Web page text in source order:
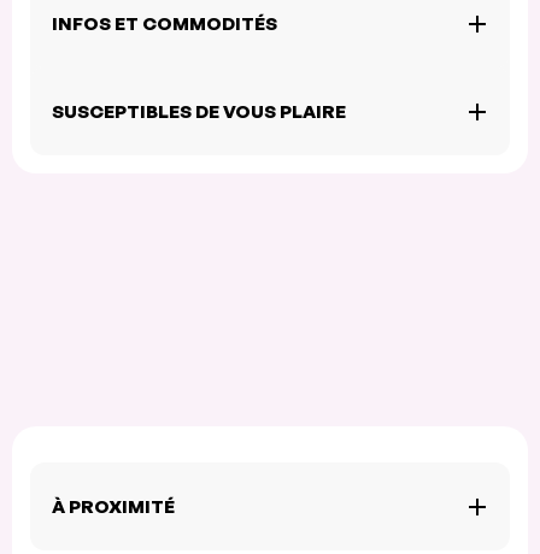
INFOS ET COMMODITÉS
SUSCEPTIBLES DE VOUS PLAIRE
À PROXIMITÉ